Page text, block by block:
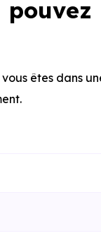
vous êtes dans